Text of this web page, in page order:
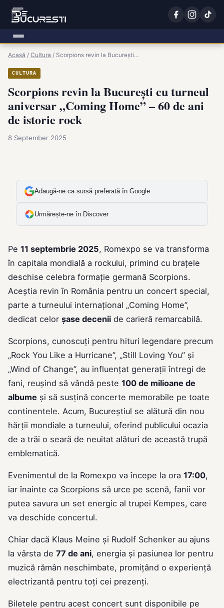
Acasă / Cultura / Scorpions revin la București…
CULTURA
Scorpions revin la București cu turneul
aniversar „Coming Home” – 60 de ani
de istorie rock
8 September 2025
Adaugă-ne ca sursă preferată în Google
Urmărește-ne în Discover
Pe 11 septembrie 2025, Romexpo se va transforma
în capitala mondială a rockului, primind cu brațele
deschise celebra formație germană Scorpions.
Aceștia revin în România pentru un concert special,
parte a turneului internațional „Coming Home”,
dedicat celor șase decenii de carieră remarcabilă.
Scorpions, cunoscuți pentru hituri legendare precum
„Rock You Like a Hurricane”, „Still Loving You” și
„Wind of Change”, au influențat generații întregi de
fani, reușind să vândă peste 100 de milioane de
albume și să susțină concerte memorabile pe toate
continentele. Acum, Bucureștiul se alătură din nou
hărții mondiale a turneului, oferind publicului ocazia
de a trăi o seară de neuitat alături de această trupă
emblematică.
Evenimentul de la Romexpo va începe la ora 17:00,
iar înainte ca Scorpions să urce pe scenă, fanii vor
putea savura un set energic al trupei Kempes, care
va deschide concertul.
Chiar dacă Klaus Meine și Rudolf Schenker au ajuns
la vârsta de 77 de ani, energia și pasiunea lor pentru
muzică rămân neschimbate, promițând o experiență
electrizantă pentru toți cei prezenți.
Biletele pentru acest concert sunt disponibile pe